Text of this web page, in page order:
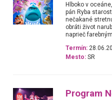
Hlboko v
pán Ryba
nečakané
obráti život
naprieč
Termín:
Mesto: SR
Program